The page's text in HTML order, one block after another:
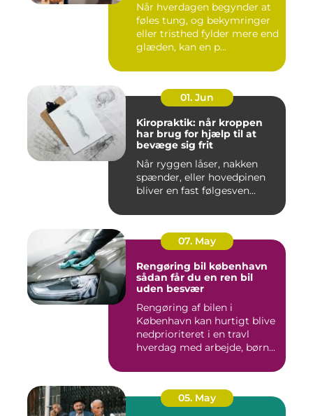
Når hverdagen begynder at
føles tung, og bekymringer
eller tristhed fylder mere end
glæden, kan en p...
01. Jun
Kiropraktik: når kroppen
har brug for hjælp til at
bevæge sig frit
Når ryggen låser, nakken
spænder, eller hovedpinen
bliver en fast følgesven...
07. May
Rengøring bil københavn
sådan får du en ren bil
uden besvær
Rengøring af bilen i
København kan hurtigt blive
nedprioriteret i en travl
hverdag med arbejde, børn...
05. May